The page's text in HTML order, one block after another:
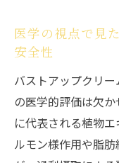
マッサー
安全な美
ーム活用
医学の視点で見
安全性
バストアップクリ
の医学的評価は欠
に代表される植物
ルモン様作用や脂